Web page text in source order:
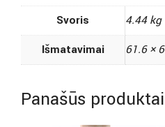
Svoris
4.44 kg
Išmatavimai
61.6 ×
Panašūs produktai